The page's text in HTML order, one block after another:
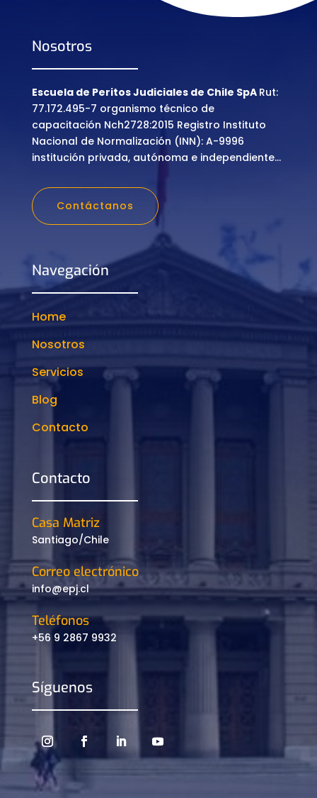
Nosotros
Escuela de Peritos Judiciales de Chile SpA Rut:
77.172.495-7 organismo técnico de
capacitación Nch2728:2015 Registro Instituto
Nacional de Normalización (INN): A-9996
institución privada, autónoma e independiente…
Contáctanos
Navegación
Home
Nosotros
Servicios
Blog
Contacto
Contacto
Casa Matriz
Santiago/Chile
Correo electrónico
info@epj.cl
Teléfonos
+56 9 2867 9932
Síguenos